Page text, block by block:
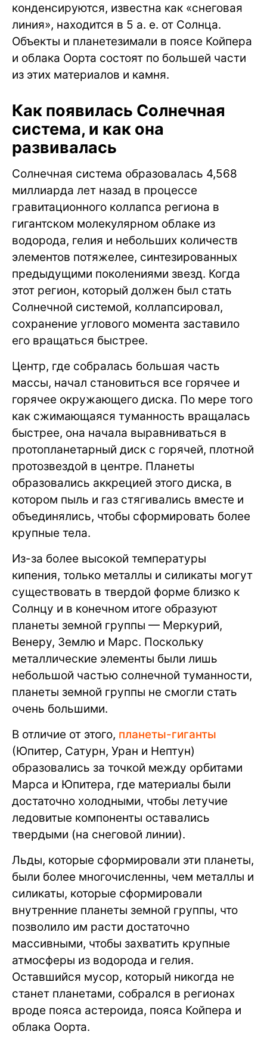
конденсируются, известна как «снеговая
линия», находится в 5 а. е. от Солнца.
Объекты и планетезимали в поясе Койпера
и облака Оорта состоят по большей части
из этих материалов и камня.
Как появилась Солнечная
система, и как она
развивалась
Солнечная система образовалась 4,568
миллиарда лет назад в процессе
гравитационного коллапса региона в
гигантском молекулярном облаке из
водорода, гелия и небольших количеств
элементов потяжелее, синтезированных
предыдущими поколениями звезд. Когда
этот регион, который должен был стать
Солнечной системой, коллапсировал,
сохранение углового момента заставило
его вращаться быстрее.
Центр, где собралась большая часть
массы, начал становиться все горячее и
горячее окружающего диска. По мере того
как сжимающаяся туманность вращалась
быстрее, она начала выравниваться в
протопланетарный диск с горячей, плотной
протозвездой в центре. Планеты
образовались аккрецией этого диска, в
котором пыль и газ стягивались вместе и
объединялись, чтобы сформировать более
крупные тела.
Из-за более высокой температуры
кипения, только металлы и силикаты могут
существовать в твердой форме близко к
Солнцу и в конечном итоге образуют
планеты земной группы — Меркурий,
Венеру, Землю и Марс. Поскольку
металлические элементы были лишь
небольшой частью солнечной туманности,
планеты земной группы не смогли стать
очень большими.
В отличие от этого, планеты-гиганты
(Юпитер, Сатурн, Уран и Нептун)
образовались за точкой между орбитами
Марса и Юпитера, где материалы были
достаточно холодными, чтобы летучие
ледовитые компоненты оставались
твердыми (на снеговой линии).
Льды, которые сформировали эти планеты,
были более многочисленны, чем металлы и
силикаты, которые сформировали
внутренние планеты земной группы, что
позволило им расти достаточно
массивными, чтобы захватить крупные
атмосферы из водорода и гелия.
Оставшийся мусор, который никогда не
станет планетами, собрался в регионах
вроде пояса астероида, пояса Койпера и
облака Оорта.